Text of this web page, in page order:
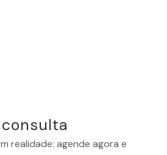
realidade: agende agora e